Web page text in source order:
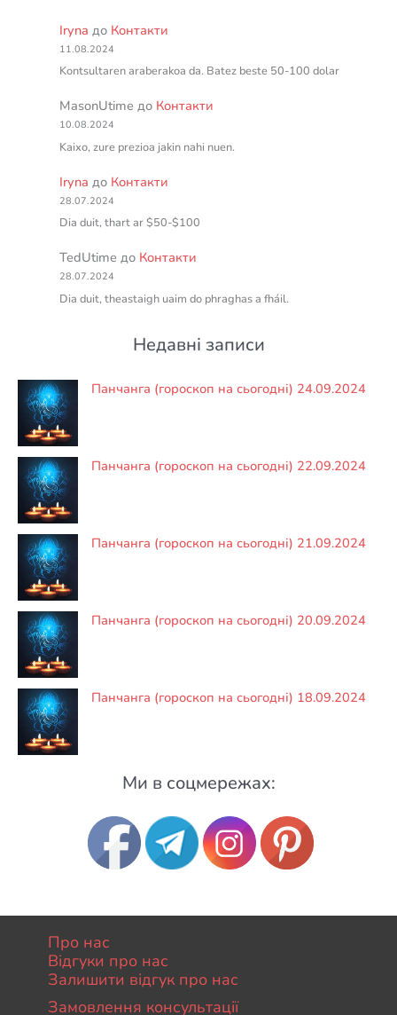
Iryna до Контакти
11.08.2024
Kontsultaren araberakoa da. Batez beste 50-100 dolar
MasonUtime до Контакти
10.08.2024
Kaixo, zure prezioa jakin nahi nuen.
Iryna до Контакти
28.07.2024
Dia duit, thart ar $50-$100
TedUtime до Контакти
28.07.2024
Dia duit, theastaigh uaim do phraghas a fháil.
Недавні записи
Панчанга (гороскоп на сьогодні) 24.09.2024
Панчанга (гороскоп на сьогодні) 22.09.2024
Панчанга (гороскоп на сьогодні) 21.09.2024
Панчанга (гороскоп на сьогодні) 20.09.2024
Панчанга (гороскоп на сьогодні) 18.09.2024
Ми в соцмережах:
Про нас
Відгуки про нас
Залишити відгук про нас
Замовлення консультації